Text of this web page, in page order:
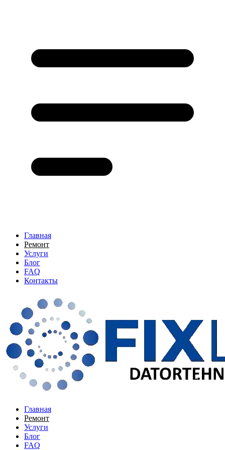
Главная
Ремонт
Услуги
Блог
FAQ
Контакты
Главная
Ремонт
Услуги
Блог
FAQ